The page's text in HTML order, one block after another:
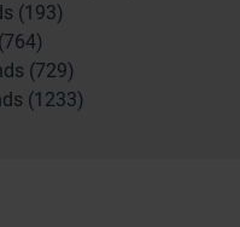
(193)
(729)
(1233)